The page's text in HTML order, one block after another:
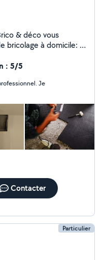
& déco vous
à domicile: -
tableau, miroir
terrasse en bois ou
toutes les
: 5/5
Je
Contacter
Particulier